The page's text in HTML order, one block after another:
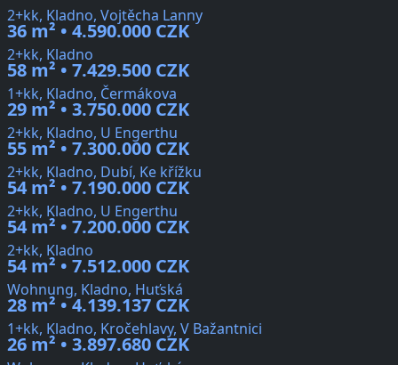
2+kk, Kladno, Vojtěcha Lanny
36 m² • 4.590.000 CZK
2+kk, Kladno
58 m² • 7.429.500 CZK
1+kk, Kladno, Čermákova
29 m² • 3.750.000 CZK
2+kk, Kladno, U Engerthu
55 m² • 7.300.000 CZK
2+kk, Kladno, Dubí, Ke křížku
54 m² • 7.190.000 CZK
2+kk, Kladno, U Engerthu
54 m² • 7.200.000 CZK
2+kk, Kladno
54 m² • 7.512.000 CZK
Wohnung, Kladno, Huťská
28 m² • 4.139.137 CZK
1+kk, Kladno, Kročehlavy, V Bažantnici
26 m² • 3.897.680 CZK